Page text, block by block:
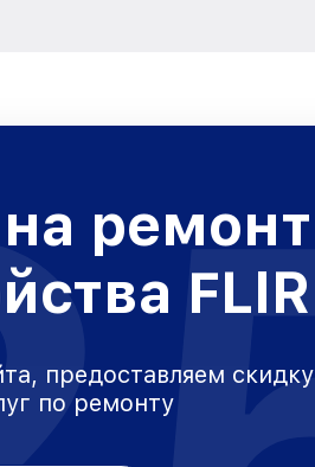
ремонт
FLIR
предоставляем скидку
по ремонту